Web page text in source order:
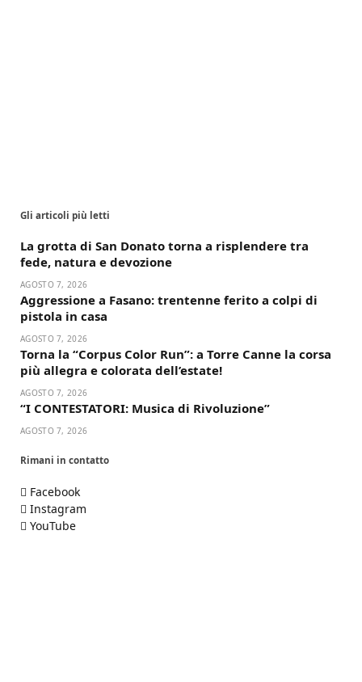
Gli articoli più letti
La grotta di San Donato torna a risplendere tra
fede, natura e devozione
AGOSTO 7, 2026
Aggressione a Fasano: trentenne ferito a colpi di
pistola in casa
AGOSTO 7, 2026
Torna la “Corpus Color Run”: a Torre Canne la corsa
più allegra e colorata dell’estate!
AGOSTO 7, 2026
“I CONTESTATORI: Musica di Rivoluzione”
AGOSTO 7, 2026
Rimani in contatto
Facebook
Instagram
YouTube